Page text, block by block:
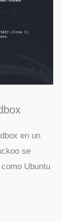
en un
se
Ubuntu